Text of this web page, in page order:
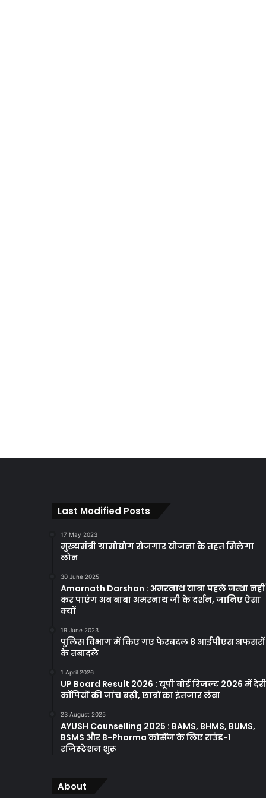
Last Modified Posts
17 May 2023
मुख्यमंत्री ग्रामोद्योग रोजगार योजना के तहत मिलेगा
लोन
30 June 2025
Amarnath Darshan : अमरनाथ यात्रा पहले जत्था नहीं
कर पाएंग अब बाबा अमरनाथ जी के दर्शन, जानिए ऐसा
क्यों
19 June 2023
पुलिस विभाग में किए गए फेरबदल 8 आईपीएस अफसरों
के तबादले
1 April 2026
UP Board Result 2026 : यूपी बोर्ड रिजल्ट 2026 में
कॉपियों की जांच बढ़ी, छात्रों का इंतजार लंबा
23 August 2025
AYUSH Counselling 2025 : BAMS, BHMS, BUMS,
BSMS और B-Pharma कोर्सेज के लिए राउंड-1
रजिस्ट्रेशन शुरू
About